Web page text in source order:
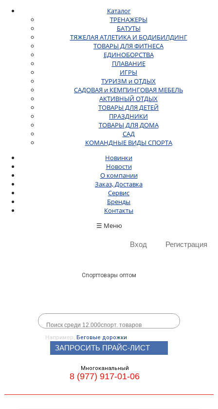
Каталог
ТРЕНАЖЕРЫ
БАТУТЫ
ТЯЖЕЛАЯ АТЛЕТИКА И БОДИБИЛДИНГ
ТОВАРЫ ДЛЯ ФИТНЕСА
ЕДИНОБОРСТВА
ПЛАВАНИЕ
ИГРЫ
ТУРИЗМ и ОТДЫХ
САДОВАЯ и КЕМПИНГОВАЯ МЕБЕЛЬ
АКТИВНЫЙ ОТДЫХ
ТОВАРЫ ДЛЯ ДЕТЕЙ
ПРАЗДНИКИ
ТОВАРЫ ДЛЯ ДОМА
САД
КОМАНДНЫЕ ВИДЫ СПОРТА
Новинки
Новости
О компании
Заказ, Доставка
Сервис
Бренды
Контакты
☰ Меню
Вход Регистрация
Спорттовары оптом
Например, Беговые дорожки
ЗАПРОСИТЬ ПРАЙС-ЛИСТ
Многоканальный
8 (977) 917-01-06